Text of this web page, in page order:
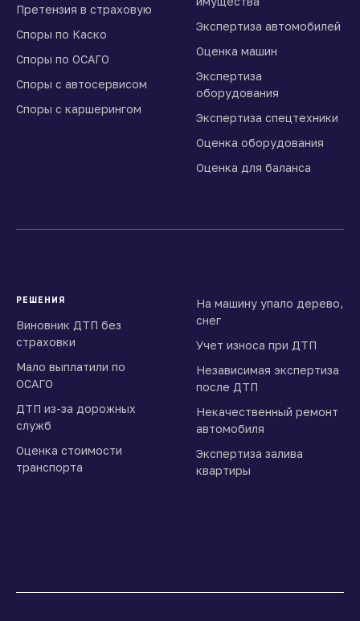
Претензия в страховую
Споры по Каско
Споры по ОСАГО
Споры с автосервисом
Споры с каршерингом
Экспертиза автомобилей
Оценка машин
Экспертиза
оборудования
Экспертиза спецтехники
Оценка оборудования
Оценка для баланса
РЕШЕНИЯ
Виновник ДТП без
страховки
Мало выплатили по
ОСАГО
ДТП из-за дорожных
служб
Оценка стоимости
транспорта
На машину упало дерево,
снег
Учет износа при ДТП
Независимая экспертиза
после ДТП
Некачественный ремонт
автомобиля
Экспертиза залива
квартиры